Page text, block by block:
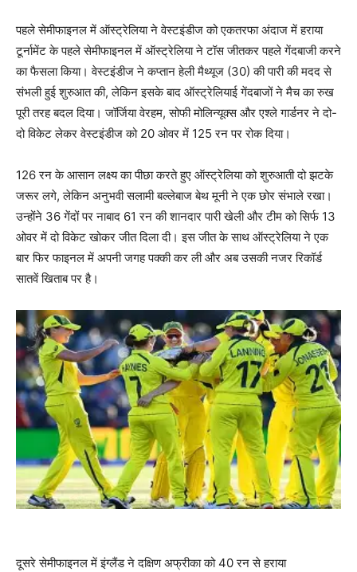
पहले सेमीफाइनल में ऑस्ट्रेलिया ने वेस्टइंडीज को एकतरफा अंदाज में हराया
टूर्नामेंट के पहले सेमीफाइनल में ऑस्ट्रेलिया ने टॉस जीतकर पहले गेंदबाजी करने
का फैसला किया। वेस्टइंडीज ने कप्तान हेली मैथ्यूज (30) की पारी की मदद से
संभली हुई शुरुआत की, लेकिन इसके बाद ऑस्ट्रेलियाई गेंदबाजों ने मैच का रुख
पूरी तरह बदल दिया। जॉर्जिया वेरहम, सोफी मोलिन्यूक्स और एश्ले गार्डनर ने दो-
दो विकेट लेकर वेस्टइंडीज को 20 ओवर में 125 रन पर रोक दिया।
126 रन के आसान लक्ष्य का पीछा करते हुए ऑस्ट्रेलिया को शुरुआती दो झटके
जरूर लगे, लेकिन अनुभवी सलामी बल्लेबाज बेथ मूनी ने एक छोर संभाले रखा।
उन्होंने 36 गेंदों पर नाबाद 61 रन की शानदार पारी खेली और टीम को सिर्फ 13
ओवर में दो विकेट खोकर जीत दिला दी। इस जीत के साथ ऑस्ट्रेलिया ने एक
बार फिर फाइनल में अपनी जगह पक्की कर ली और अब उसकी नजर रिकॉर्ड
सातवें खिताब पर है।
दूसरे सेमीफाइनल में इंग्लैंड ने दक्षिण अफ्रीका को 40 रन से हराया